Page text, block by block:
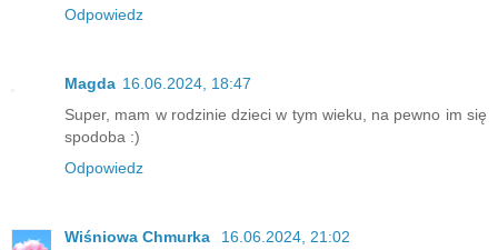
Odpowiedz
Magda 16.06.2024, 18:47
Super, mam w rodzinie dzieci w tym wieku, na pewno im się
spodoba :)
Odpowiedz
Wiśniowa Chmurka
16.06.2024, 21:02